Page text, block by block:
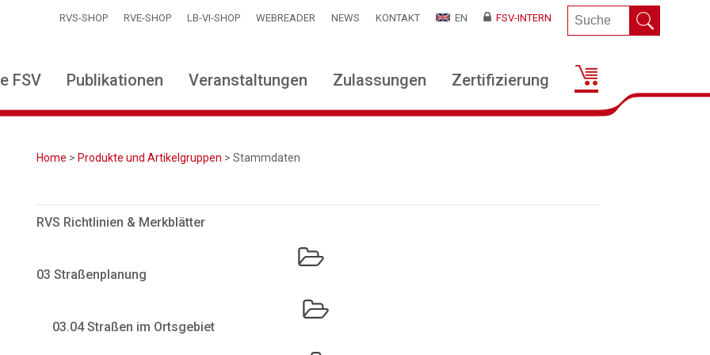
RVS-SHOP RVE-SHOP LB-VI-SHOP WEBREADER NEWS KONTAKT EN FSV-INTERN
FSV Publikationen Veranstaltungen Zulassungen Zertifizierung
Home > Produkte und Artikelgruppen > Stammdaten
RVS Richtlinien & Merkblätter
03 Straßenplanung
03.04 Straßen im Ortsgebiet